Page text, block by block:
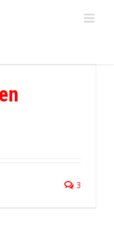
3